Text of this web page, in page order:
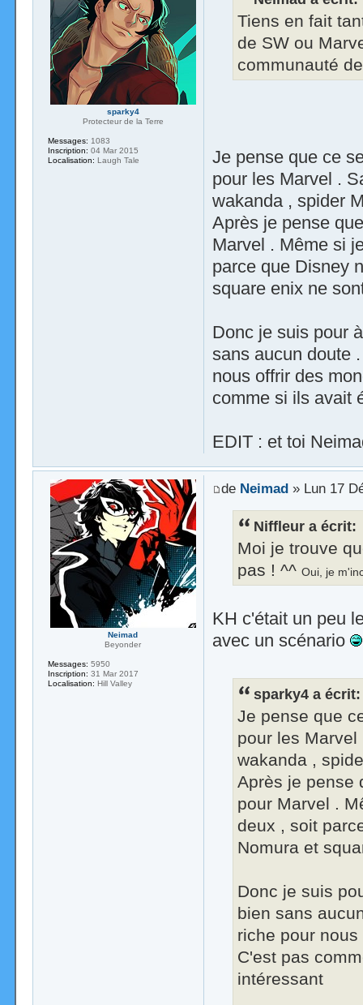
Tiens en fait
de SW ou
communauté
Je pense que ce
pour les Marvel .
wakanda , spider
Après je pense
Marvel . Même si
parce que Disney
square enix ne
Donc je suis pour
sans aucun doute
nous offrir des
comme si ils avait
EDIT : et toi
sparky4
Protecteur de la Terre
Messages: 1083
Inscription: 04 Mar 2015
Localisation: Laugh Tale
de Neimad» Lun 17
Niffleur a écrit:
Moi je trouve
pas ! ^^ Oui, je
KH c'était un peu
avec un scénario
sparky4 a écrit:
Je pense que
pour les
wakanda ,
Après je pense
pour Marvel .
deux , soit
Nomura et
Donc je suis
bien sans
riche pour
C'est pas
intéressant
Neimad
Beyonder
Messages: 5950
Inscription: 31 Mar 2017
Localisation: Hill Valley